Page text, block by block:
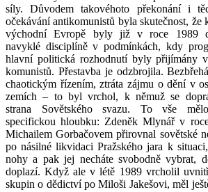
síly. Důvodem takovéhoto překonání i
očekávání antikomunistů byla skutečnost, že
východní Evropě byly již v roce 1989
navyklé disciplíně v podmínkách, kdy
hlavní politická rozhodnutí byly přijímány
komunistů. Přestavba je odzbrojila.
chaotickým řízením, ztráta zájmu o dění v
zemích – to byl vrchol, k němuž se
strana Sovětského svazu. To vše
specifickou hloubku: Zdeněk Mlynář v
Michailem Gorbačovem přirovnal sovětské
po násilné likvidaci Pražského jara k
nohy a pak jej necháte svobodně vybrat,
doplazí. Když ale v létě 1989 vrcholil
skupin o dědictví po Miloši Jakešovi, měl